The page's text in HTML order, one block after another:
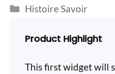
Catégories
Histoire Savoir
Product Highlight
This first widget will